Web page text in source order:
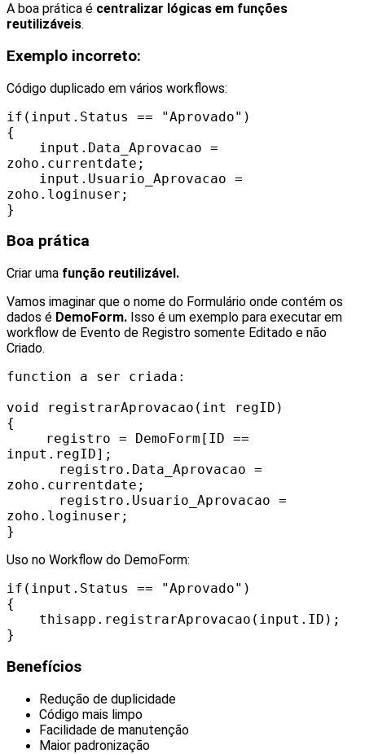
A boa prática é centralizar lógicas em funções
reutilizáveis.
Exemplo incorreto:
Código duplicado em vários workflows:
if(input.Status == "Aprovado")
{
input.Data_Aprovacao =
zoho.currentdate;
input.Usuario_Aprovacao =
zoho.loginuser;
}
Boa prática
Criar uma função reutilizável.
Vamos imaginar que o nome do Formulário onde contém os
dados é DemoForm. Isso é um exemplo para executar em
workflow de Evento de Registro somente Editado e não
Criado.
function a ser criada:
void registrarAprovacao(int regID)
{
registro = DemoForm[ID ==
input.regID];
registro.Data_Aprovacao =
zoho.currentdate;
registro.Usuario_Aprovacao =
zoho.loginuser;
}
Uso no Workflow do DemoForm:
if(input.Status == "Aprovado")
{
thisapp.registrarAprovacao(input.ID);
}
Benefícios
Redução de duplicidade
Código mais limpo
Facilidade de manutenção
Maior padronização